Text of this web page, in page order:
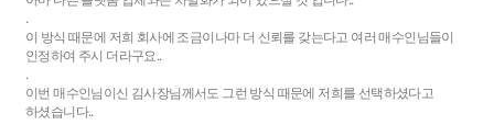
.
이 방식 때문에 저희 회사에 조금이나마 더 신뢰를 갖는다고 여러 매수인님들이
인정하여 주시 더라구요..
.
이번 매수인님이신 김사장님께서도 그런 방식 때문에 저희를 선택하셨다고
하셨습니다..